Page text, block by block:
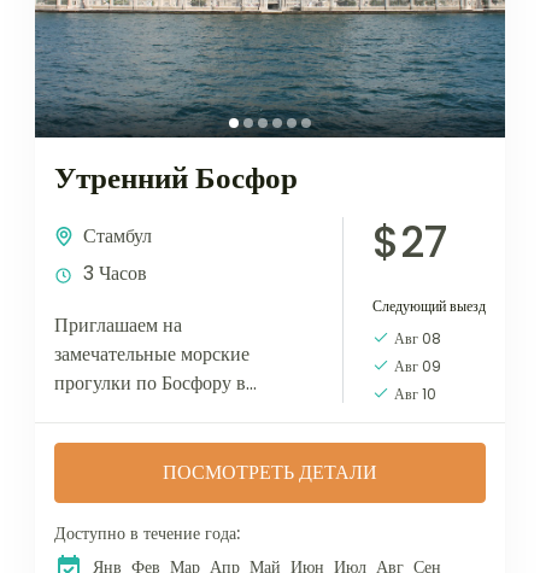
Утренний Босфор
Стамбул
3 Часов
Приглашаем на
замечательные морские
прогулки по Босфору в
увлекательных туристических
развлечений. У этого есть
очевидные причины: в
Стамбуле такое богатое
наличие...
$27
Следующий выезд
Авг 08
Авг 09
Авг 10
ПОСМОТРЕТЬ ДЕТАЛИ
Доступно в течение года:
Янв Фев Мар Апр Май Июн Июл Авг Сен